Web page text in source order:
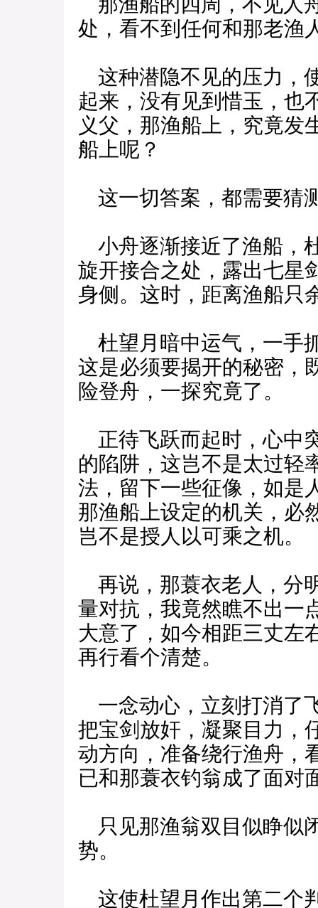
处，看不到任何和那老渔
这种潜隐不见的压力，
起来，没有见到惜玉，也
义父，那渔船上，究竟发
船上呢？
这一切答案，都需要猜
小舟逐渐接近了渔船，
旋开接合之处，露出七星
身侧。这时，距离渔船只
杜望月暗中运气，一手
这是必须要揭开的秘密，
险登舟，一探究竟了。
正待飞跃而起时，心中
的陷阱，这岂不是太过轻
法，留下一些征像，如是
那渔船上设定的机关，必
岂不是授人以可乘之机。
再说，那蓑衣老人，分
量对抗，我竟然瞧不出一
大意了，如今相距三丈左
再行看个清楚。
一念动心，立刻打消了
把宝剑放奸，凝聚目力，
动方向，准备绕行渔舟，
已和那蓑衣钓翁成了面对
只见那渔翁双目似睁似
势。
这使杜望月作出第二个